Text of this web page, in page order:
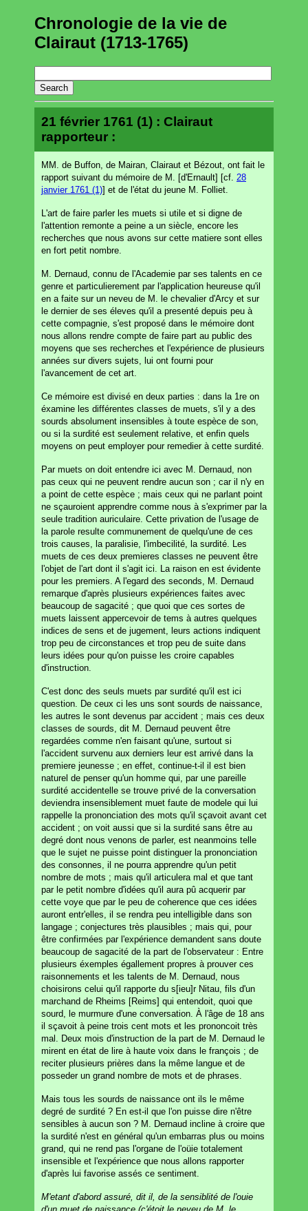
Chronologie de la vie de
Clairaut (1713-1765)
21 février 1761 (1) : Clairaut
rapporteur :
MM. de Buffon, de Mairan, Clairaut et Bézout, ont fait le
rapport suivant du mémoire de M. [d'Ernault] [cf. 28
janvier 1761 (1)] et de l'état du jeune M. Folliet.
L'art de faire parler les muets si utile et si digne de
l'attention remonte a peine a un siècle, encore les
recherches que nous avons sur cette matiere sont elles
en fort petit nombre.
M. Dernaud, connu de l'Academie par ses talents en ce
genre et particulierement par l'application heureuse qu'il
en a faite sur un neveu de M. le chevalier d'Arcy et sur
le dernier de ses éleves qu'il a presenté depuis peu à
cette compagnie, s'est proposé dans le mémoire dont
nous allons rendre compte de faire part au public des
moyens que ses recherches et l'expérience de plusieurs
années sur divers sujets, lui ont fourni pour
l'avancement de cet art.
Ce mémoire est divisé en deux parties : dans la 1re on
éxamine les différentes classes de muets, s'il y a des
sourds absolument insensibles à toute espèce de son,
ou si la surdité est seulement relative, et enfin quels
moyens on peut employer pour remedier à cette surdité.
Par muets on doit entendre ici avec M. Dernaud, non
pas ceux qui ne peuvent rendre aucun son ; car il n'y en
a point de cette espèce ; mais ceux qui ne parlant point
ne sçauroient apprendre comme nous à s'exprimer par la
seule tradition auriculaire. Cette privation de l'usage de
la parole resulte communement de quelqu'une de ces
trois causes, la paralisie, l'imbecilité, la surdité. Les
muets de ces deux premieres classes ne peuvent être
l'objet de l'art dont il s'agit ici. La raison en est évidente
pour les premiers. A l'egard des seconds, M. Dernaud
remarque d'après plusieurs expériences faites avec
beaucoup de sagacité ; que quoi que ces sortes de
muets laissent appercevoir de tems à autres quelques
indices de sens et de jugement, leurs actions indiquent
trop peu de circonstances et trop peu de suite dans
leurs idées pour qu'on puisse les croire capables
d'instruction.
C'est donc des seuls muets par surdité qu'il est ici
question. De ceux ci les uns sont sourds de naissance,
les autres le sont devenus par accident ; mais ces deux
classes de sourds, dit M. Dernaud peuvent être
regardées comme n'en faisant qu'une, surtout si
l'accident survenu aux derniers leur est arrivé dans la
premiere jeunesse ; en effet, continue-t-il il est bien
naturel de penser qu'un homme qui, par une pareille
surdité accidentelle se trouve privé de la conversation
deviendra insensiblement muet faute de modele qui lui
rappelle la prononciation des mots qu'il sçavoit avant cet
accident ; on voit aussi que si la surdité sans être au
degré dont nous venons de parler, est neanmoins telle
que le sujet ne puisse point distinguer la prononciation
des consonnes, il ne pourra apprendre qu'un petit
nombre de mots ; mais qu'il articulera mal et que tant
par le petit nombre d'idées qu'il aura pû acquerir par
cette voye que par le peu de coherence que ces idées
auront entr'elles, il se rendra peu intelligible dans son
langage ; conjectures très plausibles ; mais qui, pour
être confirmées par l'expérience demandent sans doute
beaucoup de sagacité de la part de l'observateur : Entre
plusieurs éxemples égallement propres à prouver ces
raisonnements et les talents de M. Dernaud, nous
choisirons celui qu'il rapporte du s[ieu]r Nitau, fils d'un
marchand de Rheims [Reims] qui entendoit, quoi que
sourd, le murmure d'une conversation. À l'âge de 18 ans
il sçavoit à peine trois cent mots et les prononcoit très
mal. Deux mois d'instruction de la part de M. Dernaud le
mirent en état de lire à haute voix dans le françois ; de
reciter plusieurs prières dans la même langue et de
posseder un grand nombre de mots et de phrases.
Mais tous les sourds de naissance ont ils le même
degré de surdité ? En est-il que l'on puisse dire n'être
sensibles à aucun son ? M. Dernaud incline à croire que
la surdité n'est en général qu'un embarras plus ou moins
grand, qui ne rend pas l'organe de l'oüie totalement
insensible et l'expérience que nous allons rapporter
d'après lui favorise assés ce sentiment.
M'etant d'abord assuré, dit il, de la sensiblité de l'ouie